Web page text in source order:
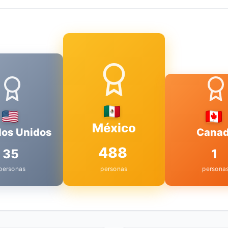
Unidos
35
México
488
personas
1